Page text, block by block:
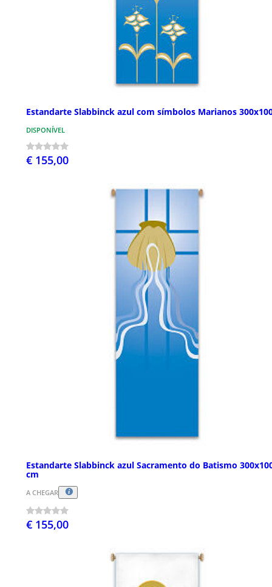
Estandarte Slabbinck azul com símbolos Marianos
DISPONÍVEL
€ 155,00
Estandarte Slabbinck azul Sacramento do Batismo
cm
A CHEGAR
€ 155,00